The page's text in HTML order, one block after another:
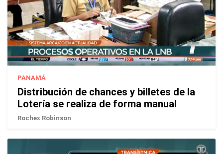
PANAMÁ
Distribución de chances y billetes de la
Lotería se realiza de forma manual
Rochex Robinson